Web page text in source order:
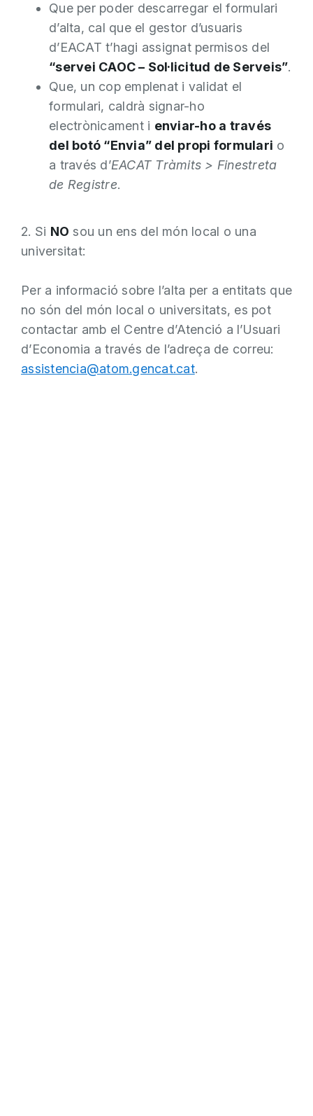
Que per poder descarregar el formulari
d’alta, cal que el gestor d’usuaris
d’EACAT t’hagi assignat permisos del
“servei CAOC – Sol·licitud de Serveis”.
Que, un cop emplenat i validat el
formulari, caldrà signar-ho
electrònicament i enviar-ho a través
del botó “Envia” del propi formulari o
a través d’EACAT Tràmits > Finestreta
de Registre.
2. Si NO sou un ens del món local o una
universitat:
Per a informació sobre l’alta per a entitats que
no són del món local o universitats, es pot
contactar amb el Centre d’Atenció a l’Usuari
d’Economia a través de l’adreça de correu:
assistencia@atom.gencat.cat.